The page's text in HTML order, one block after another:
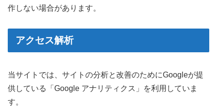
作しない場合があります。
アクセス解析
当サイトでは、サイトの分析と改善のためにGoogleが提
供している「Google アナリティクス」を利用していま
す。